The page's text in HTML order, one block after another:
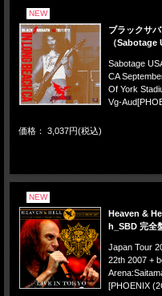
NEW
ブラックサ
（Sabotage
Sabotage
CA
Of York
Vg-
価格： 3,037円(税込)
NEW
Heaven &
h_SBD 完全
Japan Tour
22th 2007 +
[PHOENIX